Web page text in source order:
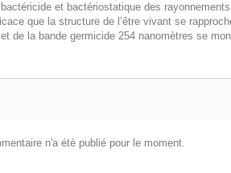
bactéricide et bactériostatique des
que la structure de l’être vivant se
de la bande germicide 254 nanomètres se
n'a été publié pour le moment.